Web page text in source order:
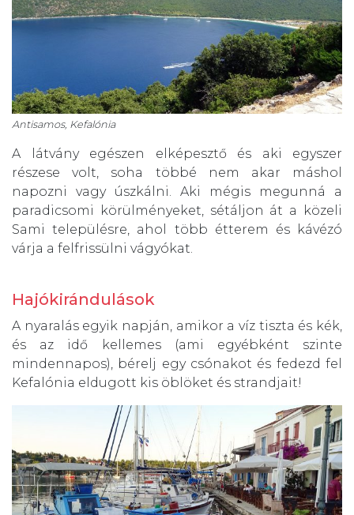
Antisamos, Kefalónia
A látvány egészen elképesztő és aki egyszer
részese volt, soha többé nem akar máshol
napozni vagy úszkálni. Aki mégis megunná a
paradicsomi körülményeket, sétáljon át a közeli
Sami településre, ahol több étterem és kávézó
várja a felfrissülni vágyókat.
Hajókirándulások
A nyaralás egyik napján, amikor a víz tiszta és kék,
és az idő kellemes (ami egyébként szinte
mindennapos), bérelj egy csónakot és fedezd fel
Kefalónia eldugott kis öblöket és strandjait!